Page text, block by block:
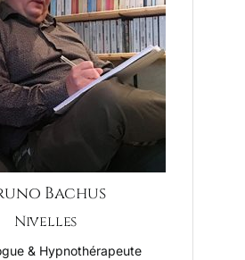
Bachus
Nivelles
& Hypnothérapeute